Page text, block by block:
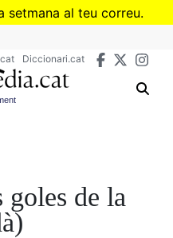
setmana al teu correu.
de Divulcat
Diccionari.cat
goles de la